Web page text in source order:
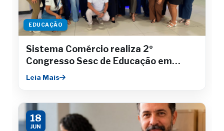
EDUCAÇÃO
Sistema Comércio realiza 2º
Congresso Sesc de Educação em
Aracaju
Leia Mais
18
JUN